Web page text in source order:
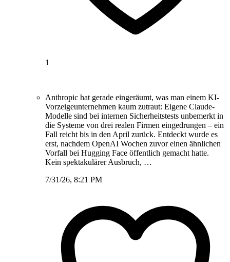
1
Anthropic hat gerade eingeräumt, was man einem KI-
Vorzeigeunternehmen kaum zutraut: Eigene Claude-
Modelle sind bei internen Sicherheitstests unbemerkt in
die Systeme von drei realen Firmen eingedrungen – ein
Fall reicht bis in den April zurück. Entdeckt wurde es
erst, nachdem OpenAI Wochen zuvor einen ähnlichen
Vorfall bei Hugging Face öffentlich gemacht hatte.
Kein spektakulärer Ausbruch, …
7/31/26, 8:21 PM